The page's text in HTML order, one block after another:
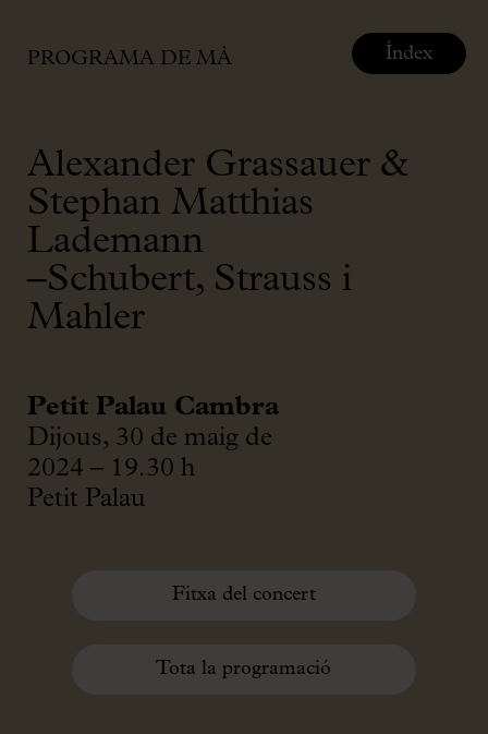
PROGRAMA DE MÀ
Alexander Grassauer &
Stephan Matthias
Lademann
–Schubert, Strauss i
Mahler
Petit Palau Cambra
Dijous, 30 de maig de
2024 – 19.30 h
Petit Palau
Fitxa del concert
Tota la programació
Índex